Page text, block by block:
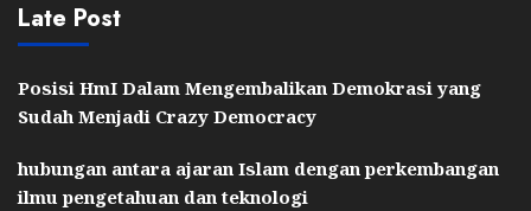
Late Post
Posisi HmI Dalam Mengembalikan Demokrasi yang
Sudah Menjadi Crazy Democracy
hubungan antara ajaran Islam dengan perkembangan
ilmu pengetahuan dan teknologi